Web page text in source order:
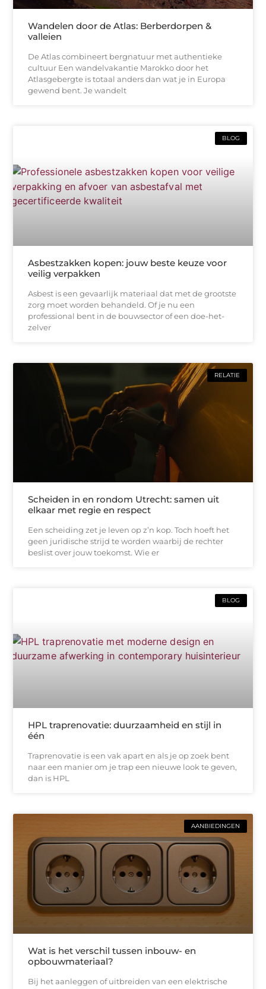
Wandelen door de Atlas: Berberdorpen &
valleien
De Atlas combineert bergnatuur met authentieke
cultuur Een wandelvakantie Marokko door het
Atlasgebergte is totaal anders dan wat je in Europa
gewend bent. Je wandelt
BLOG
Asbestzakken kopen: jouw beste keuze voor
veilig verpakken
Asbest is een gevaarlijk materiaal dat met de grootste
zorg moet worden behandeld. Of je nu een
professional bent in de bouwsector of een doe-het-
zelver
RELATIE
Scheiden in en rondom Utrecht: samen uit
elkaar met regie en respect
Een scheiding zet je leven op z’n kop. Toch hoeft het
geen juridische strijd te worden waarbij de rechter
beslist over jouw toekomst. Wie er
BLOG
HPL traprenovatie: duurzaamheid en stijl in
één
Traprenovatie is een vak apart en als je op zoek bent
naar een manier om je trap een nieuwe look te geven,
dan is HPL
AANBIEDINGEN
Wat is het verschil tussen inbouw- en
opbouwmateriaal?
Bij het aanleggen of uitbreiden van een elektrische